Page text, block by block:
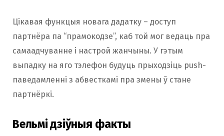
Цікавая функцыя новага дадатку – доступ
партнёра па “прамокодзе”, каб той мог ведаць пра
самаадчуванне і настрой жанчыны. У гэтым
выпадку на яго тэлефон будуць прыходзіць push-
паведамленні з абвесткамі пра змены ў стане
партнёркі.
Вельмі дзіўныя факты